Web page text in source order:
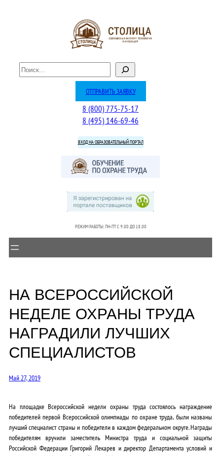
П
о
ОТПРАВИТЬ ЗАЯВКУ
8 (800) 775-75-17
8 (495) 146-69-46
ВХОД НА ОБРАЗОВАТЕЛЬНЫЙ ПОРТАЛ
РЕЖИМ РАБОТЫ: ПН-ПТ C 9.00 ДО 18.00
НА ВСЕРОССИЙСКОЙ
НЕДЕЛЕ ОХРАНЫ ТРУДА
НАГРАДИЛИ ЛУЧШИХ
СПЕЦИАЛИСТОВ
Май 27, 2019
На площадке Всероссийской недели охраны труда состоялось награждение
победителей первой Всероссийской олимпиады по охране труда, были названы
лучший специалист страны и победители в каждом федеральном округе. Награды
победителям вручили заместитель Министра труда и социальной защиты
Российской Федерации Григорий Лекарев и директор Департамента условий и